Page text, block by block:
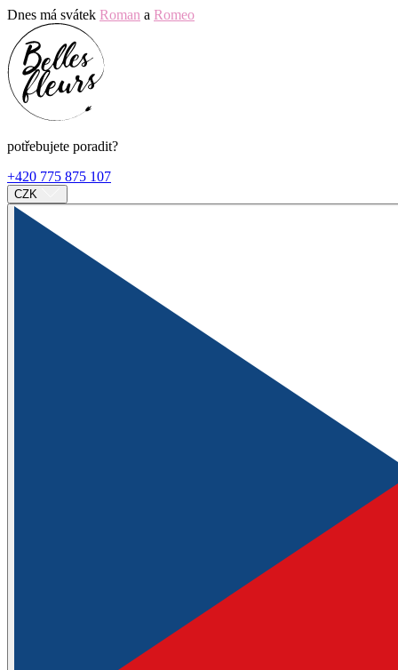
Dnes má svátek Roman a Romeo
potřebujete poradit?
+420 775 875 107
CZK